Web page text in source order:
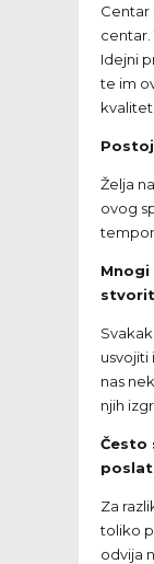
Centar
centar.
Idejni
te im
Želja
ovog
usvojiti
nas
njih
Često
Za
toliko
odvija